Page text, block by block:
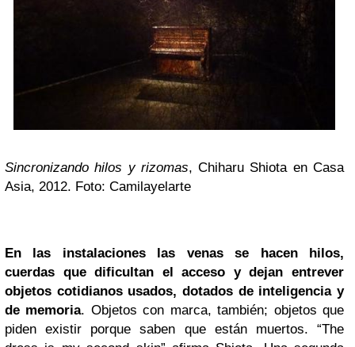
Sincronizando hilos y rizomas, Chiharu Shiota en Casa
Asia, 2012. Foto: Camilayelarte
En las instalaciones las venas se hacen hilos,
cuerdas que dificultan el acceso y dejan entrever
objetos cotidianos usados, dotados de inteligencia y
de memoria. Objetos con marca, también; objetos que
piden existir porque saben que están muertos. “The